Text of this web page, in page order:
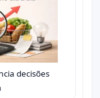
decisões